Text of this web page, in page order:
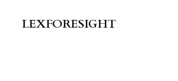
LEXFORESIGHT